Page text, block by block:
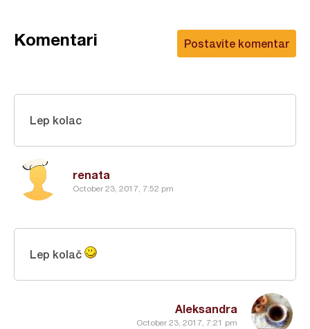
Postavite komentar
Komentari
renata
October 23, 2017, 7:52 pm
Lep kolac
Aleksandra
October 23, 2017, 7:21 pm
Lep kolač